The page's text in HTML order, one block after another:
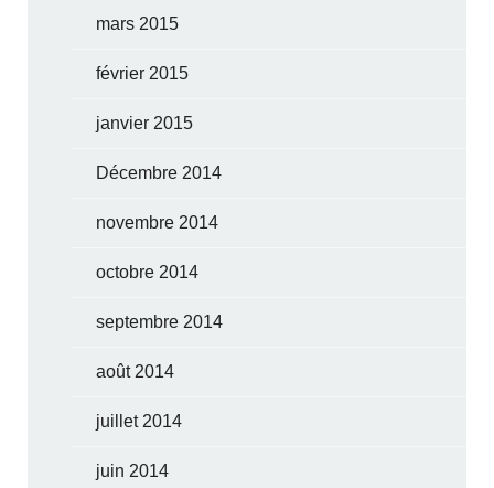
mars 2015
février 2015
janvier 2015
Décembre 2014
novembre 2014
octobre 2014
septembre 2014
août 2014
juillet 2014
juin 2014